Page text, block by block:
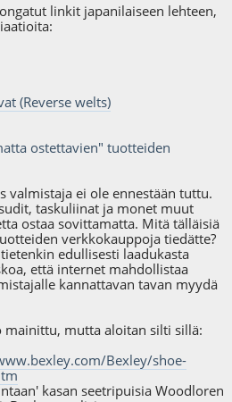
linkit japanilaiseen lehteen,
(Reverse welts)
ostettavien" tuotteiden
valmistaja ei ole ennestään tuttu.
taskuliinat ja monet muut
ostaa sovittamatta. Mitä tälläisiä
verkkokauppoja tiedätte?
edullisesti laadukasta
että internet mahdollistaa
kannattavan tavan myydä
mutta aloitan silti sillä:
Bexley/shoe-
kasan seetripuisia Woodloren